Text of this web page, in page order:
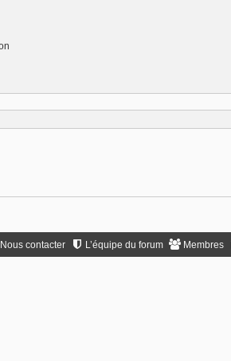
Membres
L’équipe du forum
Nous contacter